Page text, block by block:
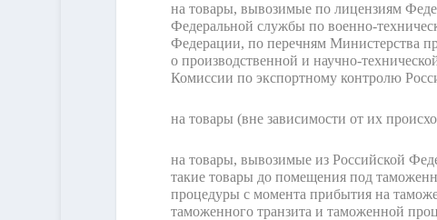
на товары, вывозимые по лицензиям
Федеральной службы по военно-
Федерации, по перечням Министерства
о производственной и научно-
Комиссии по экспортному контролю
на товары (вне зависимости от их
на товары, вывозимые из Российской
такие товары до помещения под
процедуры с момента прибытия на
таможенного транзита и таможенной